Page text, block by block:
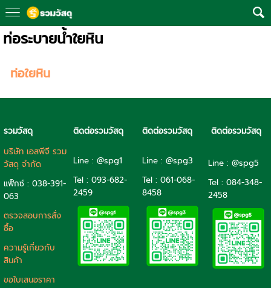
ท่อระบายน้ำใยหิน
ท่อใยหิน
รวมวัสดุ ติดต่อรวมวัสดุ ติดต่อรวมวัสดุ
ติดต่อรวมวัสดุ
บริษัท เอสพีจี รวม
วัสดุ จำกัด
แฟ็กซ์ : 038-391-
063
ตรวจสอบการสั่ง
ซื้อ
ความรู้เกี่ยวกับ
สินค้า
ขอใบเสนอราคา
Line : @spg1
Tel : 093-682-
2459
Line : @spg3
Tel : 061-068-
8458
Line : @spg5
Tel : 084-348-
2458